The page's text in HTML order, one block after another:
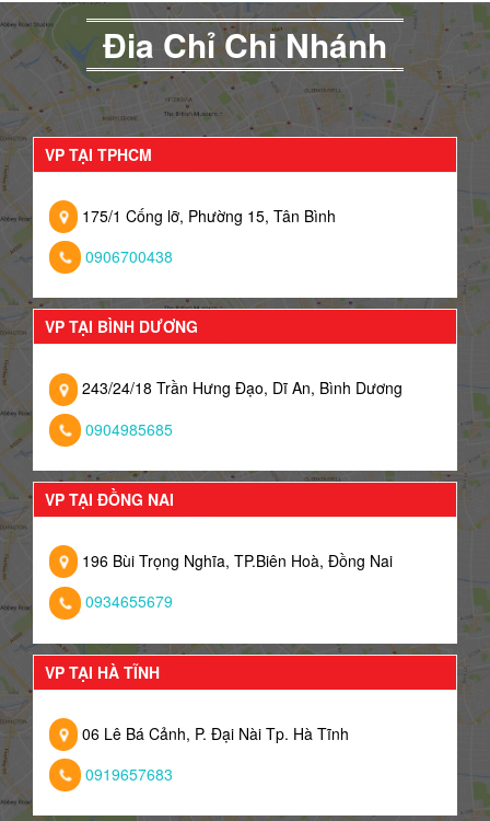
Đia Chỉ Chi Nhánh
VP TẠI TPHCM
175/1 Cống lỡ, Phường 15, Tân Bình
0906700438
VP TẠI BÌNH DƯƠNG
243/24/18 Trần Hưng Đạo, Dĩ An, Bình Dương
0904985685
VP TẠI ĐỒNG NAI
196 Bùi Trọng Nghĩa, TP.Biên Hoà, Đồng Nai
0934655679
VP TẠI HÀ TĨNH
06 Lê Bá Cảnh, P. Đại Nài Tp. Hà Tĩnh
0919657683